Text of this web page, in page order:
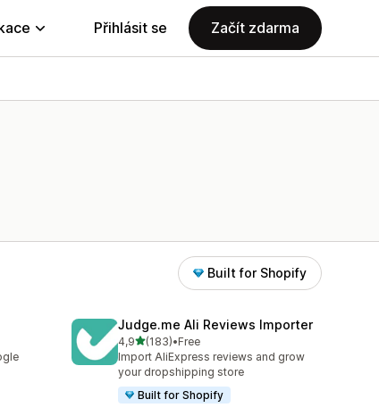
Přihlásit se Začít zdarma
Built for Shopify
Judge.me Ali Reviews Importer
4,9z 5 hvězd
(183)
Celkový počet recenzí: 183
•Free
Import AliExpress reviews and grow
your dropshipping store
Built for Shopify